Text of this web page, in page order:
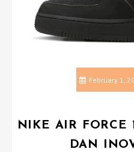
February 1,
NIKE AIR FORCE
DAN